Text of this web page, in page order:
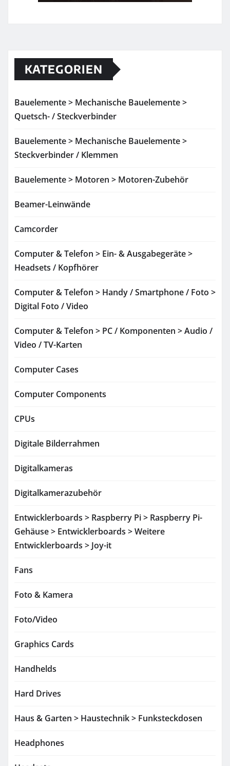
KATEGORIEN
Bauelemente > Mechanische Bauelemente >
Quetsch- / Steckverbinder
Bauelemente > Mechanische Bauelemente >
Steckverbinder / Klemmen
Bauelemente > Motoren > Motoren-Zubehör
Beamer-Leinwände
Camcorder
Computer & Telefon > Ein- & Ausgabegeräte >
Headsets / Kopfhörer
Computer & Telefon > Handy / Smartphone / Foto >
Digital Foto / Video
Computer & Telefon > PC / Komponenten > Audio /
Video / TV-Karten
Computer Cases
Computer Components
CPUs
Digitale Bilderrahmen
Digitalkameras
Digitalkamerazubehör
Entwicklerboards > Raspberry Pi > Raspberry Pi-
Gehäuse > Entwicklerboards > Weitere
Entwicklerboards > Joy-it
Fans
Foto & Kamera
Foto/Video
Graphics Cards
Handhelds
Hard Drives
Haus & Garten > Haustechnik > Funksteckdosen
Headphones